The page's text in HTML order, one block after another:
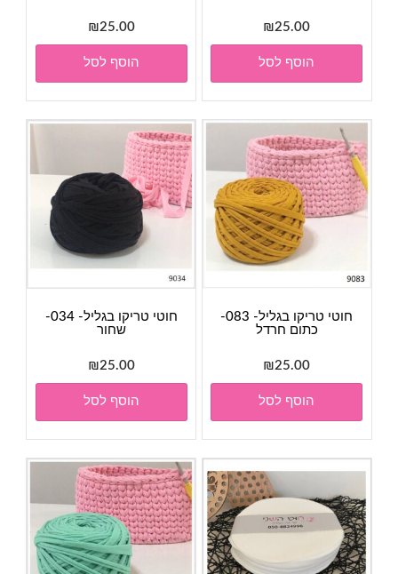
₪25.00
הוסף לסל
₪25.00
הוסף לסל
חוטי טריקו בגליל- 083-
כתום חרדל
₪25.00
הוסף לסל
חוטי טריקו בגליל- 034-
שחור
₪25.00
הוסף לסל